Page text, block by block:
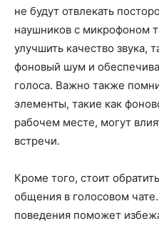
не будут отвлекать
наушников с микрофоном
улучшить качество звука,
фоновый шум и
голоса. Важно также
элементы, такие как
рабочем месте, могут
встречи.
Кроме того, стоит
общения в голосовом
поведения поможет